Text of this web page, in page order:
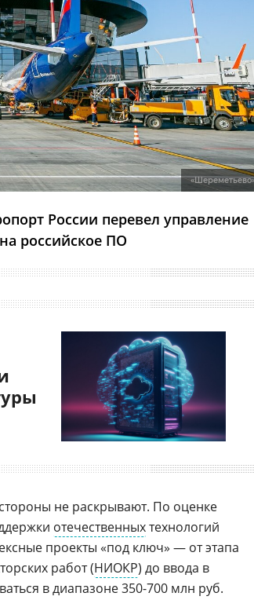
России перевел управление
российское ПО
не раскрывают. По оценке
отечественныхтехнологий
проекты «под ключ» — от этапа
работ (НИОКР) до ввода в
в диапазоне 350-700 млн руб.